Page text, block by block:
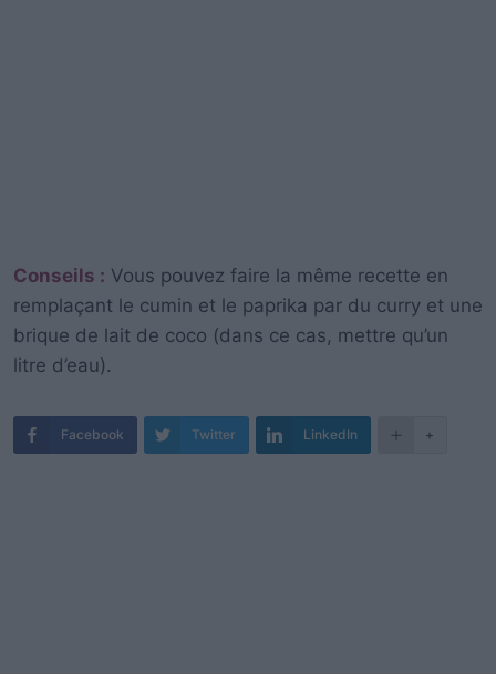
Conseils : Vous pouvez faire la même recette en
remplaçant le cumin et le paprika par du curry et une
brique de lait de coco (dans ce cas, mettre qu’un
litre d’eau).
Facebook Twitter LinkedIn +